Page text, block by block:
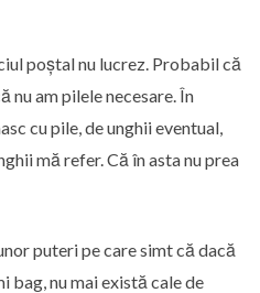
poștal nu lucrez. Probabil că
nu am pilele necesare. În
cu pile, de unghii eventual,
mă refer. Că în asta nu prea
puteri pe care simt că dacă
bag, nu mai există cale de